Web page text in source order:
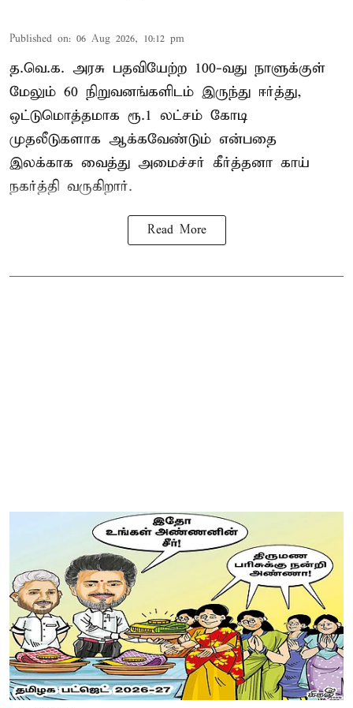
Published on: 06 Aug 2026, 10:12 pm
த.வெ.க. அரசு பதவியேற்ற 100-வது நாளுக்குள்
மேலும் 60 நிறுவனங்களிடம் இருந்து ஈர்த்து,
ஒட்டுமொத்தமாக ரூ.1 லட்சம் கோடி
முதலீடுகளாக ஆக்கவேண்டும் என்பதை
இலக்காக வைத்து அமைச்சர் கீர்த்தனா காய்
நகர்த்தி வருகிறார்.
Read More